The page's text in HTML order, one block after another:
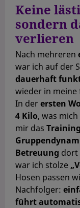
Keine
sondern
verlieren
Nach mehreren
war ich auf der
dauerhaft
wieder in meine
In derersten
4 Kilo, was
mir das Training
Betreuung dort
war ich stolze
Hosen passen
Nachfolger:
führt